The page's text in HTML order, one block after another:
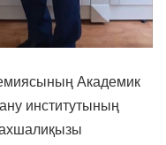
Академик
институтының